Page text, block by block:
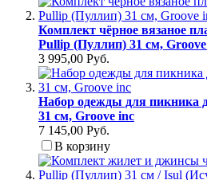
Комплект чёрное вязаное
Pullip (Пуллип) 31 см,
3 995,00 Руб.
Набор одежды для пикника
31 см, Groove inc
7 145,00 Руб.
В корзину